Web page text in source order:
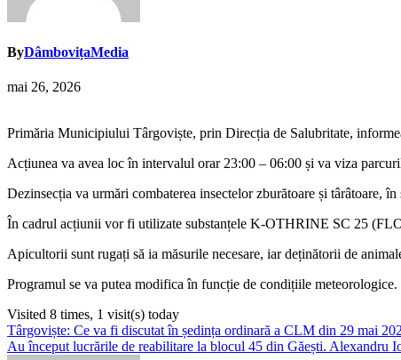
ByDâmbovițaMedia
mai 26, 2026
Primăria Municipiului Târgoviște, prin Direcția de Salubritate,
Acțiunea va avea loc în intervalul orar 23:00 – 06:00 și va viza
Dezinsecția va urmări combaterea insectelor zburătoare și târâtoare,
În cadrul acțiunii vor fi utilizate substanțele K-OTHRINE SC 25
Apicultorii sunt rugați să ia măsurile necesare, iar deținătorii de
Programul se va putea modifica în funcție de condițiile meteorologice.
Visited 8 times, 1 visit(s) today
Navigare
Târgoviște: Ce va fi discutat în ședința ordinară a CLM din 29 mai
Au început lucrările de reabilitare la blocul 45 din Găești. Alexandru